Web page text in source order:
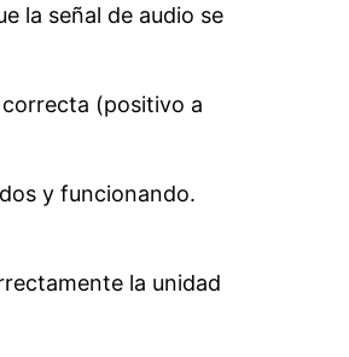
la señal de audio se
(positivo a
y funcionando.
la unidad